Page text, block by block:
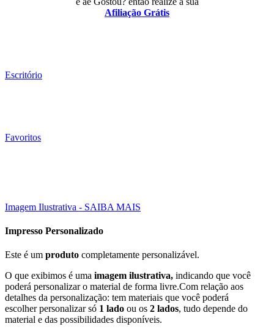
Afiliação Grátis
Escritório
Favoritos
1000 Un10X21 CM
Imagem Ilustrativa - SAIBA MAIS
Impresso Personalizado
Este é um produto completamente personalizável.
O que exibimos é uma imagem ilustrativa, indicando que você
poderá personalizar o material de forma livre.Com relação aos
detalhes da personalização: tem materiais que você poderá
escolher personalizar só 1 lado ou os 2 lados, tudo depende do
material e das possibilidades disponíveis.